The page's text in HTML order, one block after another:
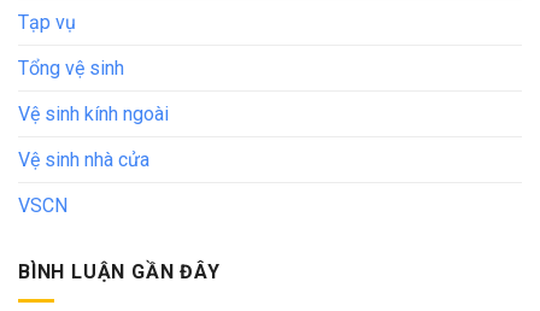
Tạp vụ
Tổng vệ sinh
Vệ sinh kính ngoài
Vệ sinh nhà cửa
VSCN
BÌNH LUẬN GẦN ĐÂY